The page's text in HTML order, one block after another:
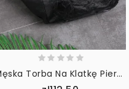
Męska Torba Na Klatkę Piersiową O Dużej Pojemności Ze Skóry Pu Retro Wodoodporne Nity Dekoruj Torbę Na Ramię Crossbody